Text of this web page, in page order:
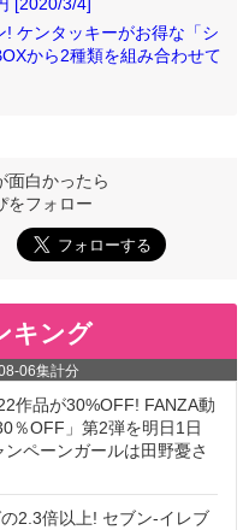
[2020/3/4]
ケンタッキーがお得な「シ
から2種類を組み合わせて
面白かったら
をフォロー
キング
06集計分
作品が30%OFF! FANZA動
％OFF」第2弾を明日1日
ペーンガールは田野憂さ
2.3倍以上! セブン‐イレブ